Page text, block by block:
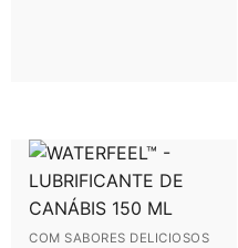
COM SABORES DELICIOSOS